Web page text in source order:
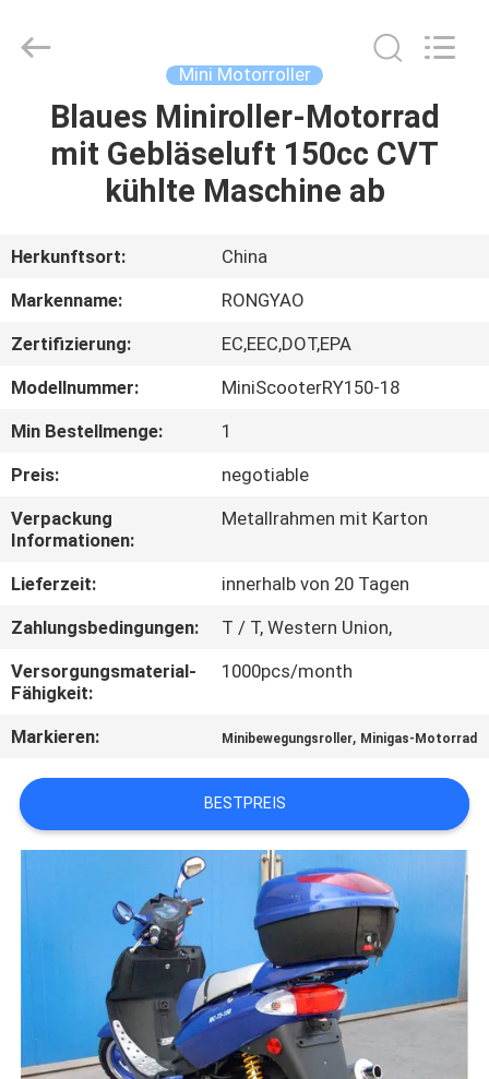
HAUS
PRODUKTE
ÜBER
UNS
FABRIK-
AUSFLUG
QUALITÄTSKONTROLLE
TRETEN
SIE
MIT
IN
VERBINDUNG
FORDERN
SIE
ZITAT
SITEMAP
DATENSCHUTZRICHTLINIE
Co.,Ltd.
Mini Motorroller
Blaues Miniroller-Motorrad
mit Gebläseluft 150cc CVT
kühlte Maschine ab
Herkunftsort:
China
Markenname:
RONGYAO
Zertifizierung:
EC,EEC,DOT,EPA
Modellnummer:
MiniScooterRY150-18
Min Bestellmenge:
1
Preis:
negotiable
Verpackung
Informationen:
Metallrahmen mit Karton
Lieferzeit:
innerhalb von 20 Tagen
Zahlungsbedingungen:
T / T, Western Union,
Versorgungsmaterial-
Fähigkeit:
1000pcs/month
Markieren: Minibewegungsroller, Minigas-Motorrad
BESTPREIS